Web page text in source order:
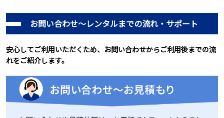
お問い合わせ～レンタルまでの流れ・サポート
安心してご利用いただくため、お問い合わせからご利用後までの流
れをご紹介します。